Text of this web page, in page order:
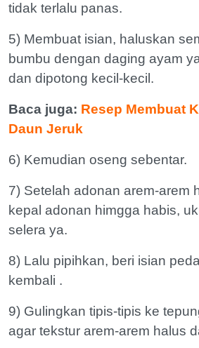
tidak terlalu panas.
5) Membuat isian, haluskan
bumbu dengan daging ayam
dan dipotong kecil-kecil.
Baca juga: Resep Membuat
Daun Jeruk
6) Kemudian oseng sebentar.
7) Setelah adonan arem-arem
kepal adonan himgga habis,
selera ya.
8) Lalu pipihkan, beri isian
kembali .
9) Gulingkan tipis-tipis ke
agar tekstur arem-arem halus